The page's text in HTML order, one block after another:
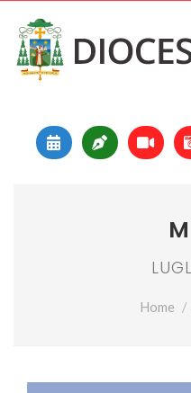
Main Navigation
Home